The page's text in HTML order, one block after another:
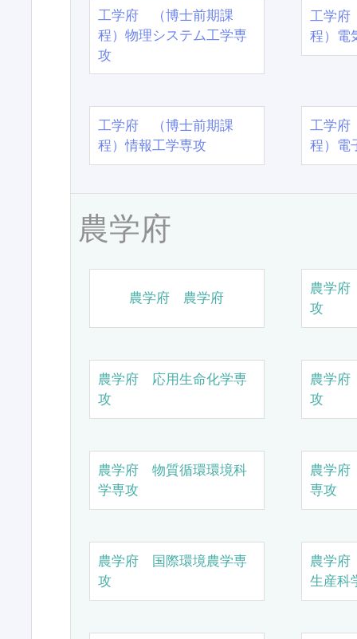
工学府 （博士前期課
程）物理システム工学専
攻
工学
程）電
工学府 （博士前期課
程）情報工学専攻
工学
程）電
農学府
農学府 農学府
農学
攻
農学府 応用生命化学専
攻
農学
攻
農学府 物質循環環境科
学専攻
農学
専攻
農学府 国際環境農学専
攻
農学
生産科